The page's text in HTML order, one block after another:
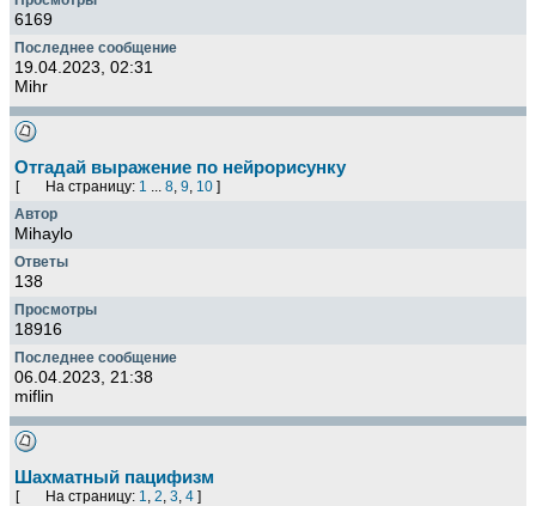
6169
19.04.2023, 02:31
Mihr
Отгадай выражение по нейрорисунку
[ На страницу: 1 ... 8, 9, 10]
Mihaylo
138
18916
06.04.2023, 21:38
miflin
Шахматный пацифизм
[ На страницу: 1, 2, 3, 4]